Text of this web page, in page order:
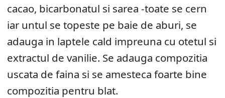
cacao, bicarbonatul si sarea -toate se cern
iar untul se topeste pe baie de aburi, se
adauga in laptele cald impreuna cu otetul si
extractul de vanilie. Se adauga compozitia
uscata de faina si se amesteca foarte bine
compozitia pentru blat.